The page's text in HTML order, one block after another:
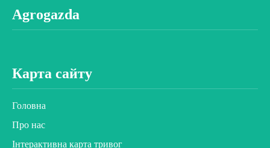
Agrogazda
Карта сайту
Головна
Про нас
Інтерактивна карта тривог